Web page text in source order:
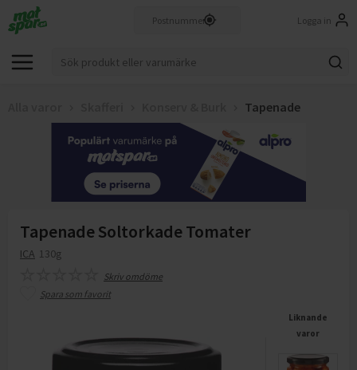
Logga in
Tapenade
Tapenade Soltorkade Tomater
ICA 130g
Skriv omdöme
Spara som favorit
Liknande
varor